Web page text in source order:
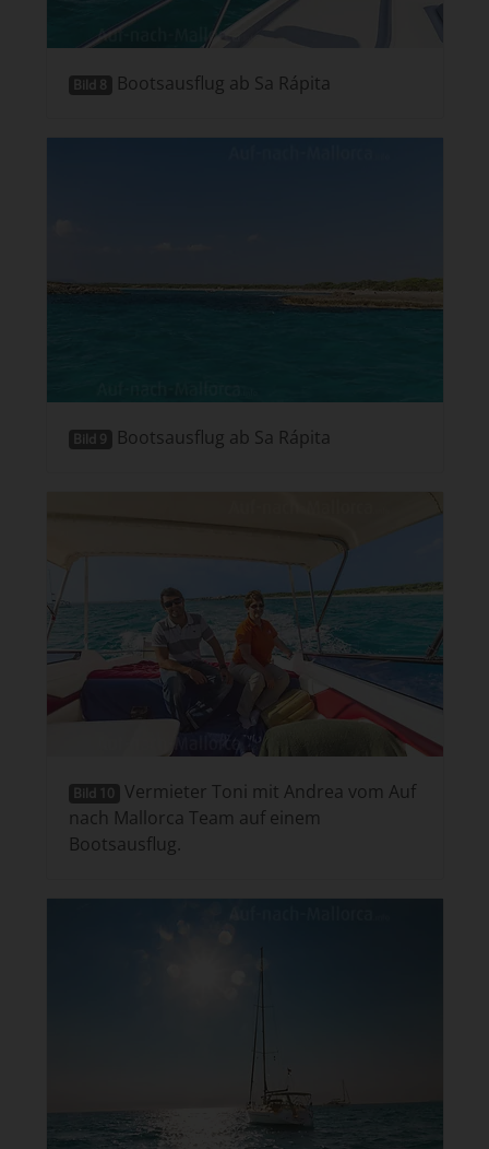
Bild 8 Bootsausflug ab Sa Rápita
Bild 9 Bootsausflug ab Sa Rápita
Bild 10 Vermieter Toni mit Andrea vom Auf
nach Mallorca Team auf einem
Bootsausflug.